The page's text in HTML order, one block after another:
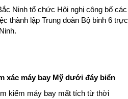
Ninh tổ chức Hội nghị công bố các
thành lập Trung đoàn Bộ binh 6 trực
xác máy bay Mỹ dưới đáy biển
kiếm máy bay mất tích từ thời